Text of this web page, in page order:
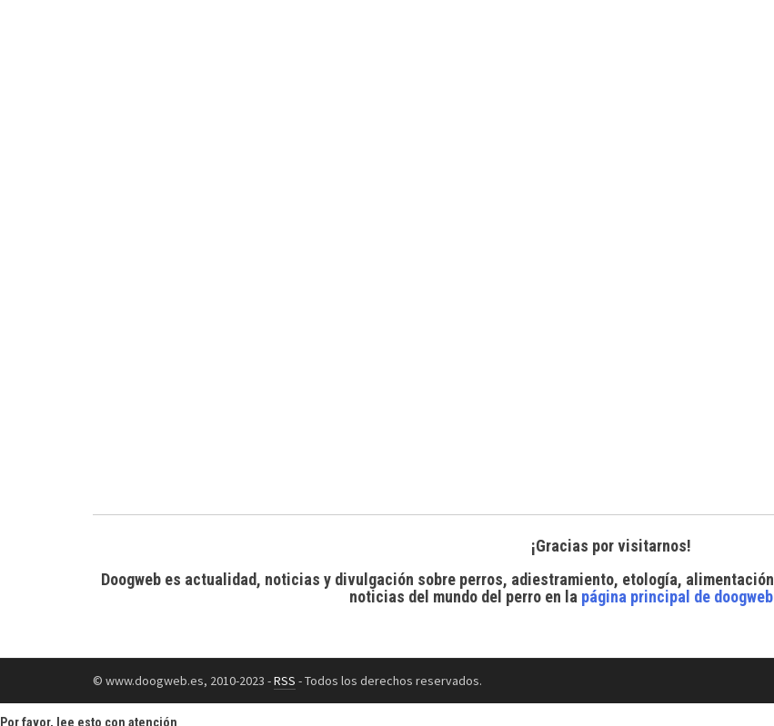
¡Gracias por visitarnos!
Doogweb es actualidad, noticias y divulgación sobre perros, adiestramiento, etología,
noticias del mundo del perroen la página principal de doogweb
© www.doogweb.es, 2010-2023 -RSS - Todos los derechos reservados.
Por favor, lee esto con atención